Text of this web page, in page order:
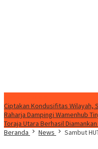
Ciptakan Kondusifitas Wilayah,
Raharja Dampingi Wamenhub
Toraja Utara Berhasil
Beranda
News Sambut